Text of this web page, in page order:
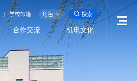
/ 学校邮箱 角色 搜索
合作交流 机电文化